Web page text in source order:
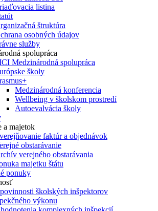
listina
štruktúra
osobných údajov
služby
spolupráca
Medzinárodná spolupráca
školy
Medzinárodná konferencia
Wellbeing v školskom prostredí
Autoevalvácia školy
a majetok
faktúr a objednávok
obstarávanie
verejného obstarávania
majetku štátu
ponuky
školských inšpektorov
výkonu